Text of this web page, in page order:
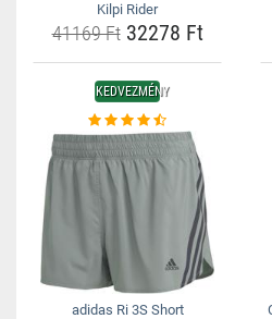
Kilpi Rider
41169 Ft32278 Ft
KEDVEZMÉNY
adidas Ri 3S Short